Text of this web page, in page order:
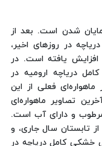
شدن است. بعد از
در روزهای اخیر،
افزایش یافته است. در
دریاچه ارومیه در
تصاویر ماهواره‌ای فعلی از این
تصاویر ماهواره‌ای
دریاچه مرطوب و دارای آب است.
تابستان سال جاری، و
نگرانی خشکی کامل دریاچه در